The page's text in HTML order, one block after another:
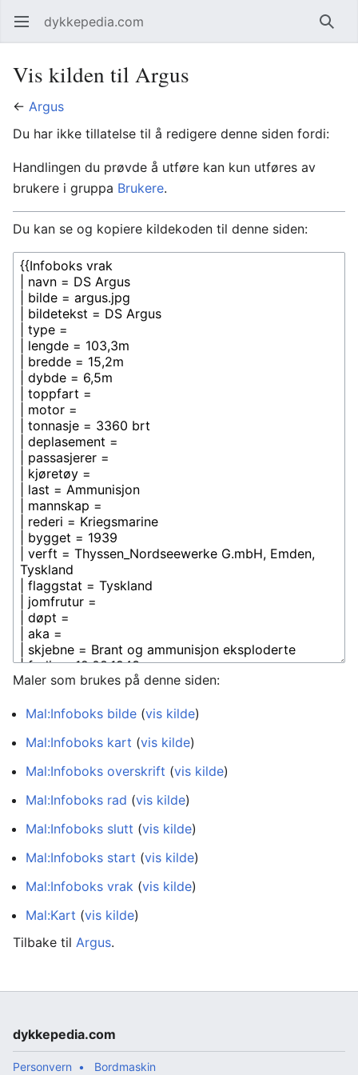
Åpne hovedmenyen dykkepedia.com Søk
Vis kilden til Argus
← Argus
Du har ikke tillatelse til å redigere denne siden fordi:
Handlingen du prøvde å utføre kan kun utføres av
brukere i gruppa Brukere.
Du kan se og kopiere kildekoden til denne siden:
Maler som brukes på denne siden:
Mal:Infoboks bilde (vis kilde)
Mal:Infoboks kart (vis kilde)
Mal:Infoboks overskrift (vis kilde)
Mal:Infoboks rad (vis kilde)
Mal:Infoboks slutt (vis kilde)
Mal:Infoboks start (vis kilde)
Mal:Infoboks vrak (vis kilde)
Mal:Kart (vis kilde)
Tilbake til Argus.
dykkepedia.com
Personvern Bordmaskin